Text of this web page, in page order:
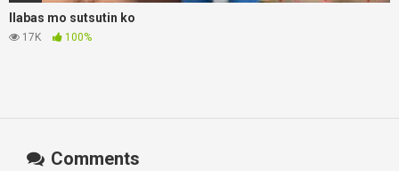
Ilabas mo sutsutin ko
17K 100%
Comments